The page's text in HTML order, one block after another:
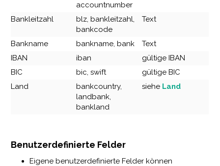
accountnumber
Bankleitzahl
blz, bankleitzahl,
bankcode
Text
Bankname bankname, bank
Text
IBAN
iban
gültige IBAN
BIC
bic, swift
gültige BIC
Land
bankcountry,
landbank,
bankland
siehe Land
Benutzerdefinierte Felder
Eigene benutzerdefinierte Felder können